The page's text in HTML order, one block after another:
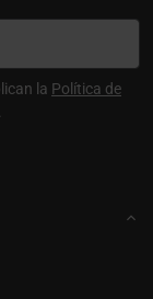
la Política de